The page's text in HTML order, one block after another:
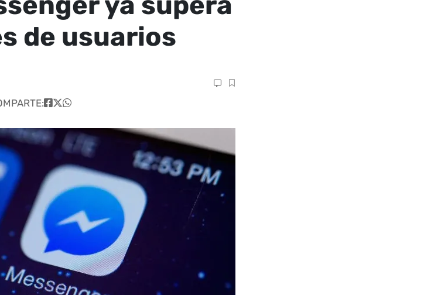
de usuarios